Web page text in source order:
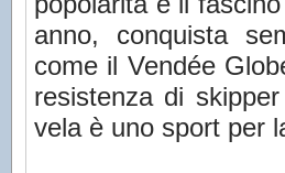
anno, conquista
come il Vendée
resistenza di
vela è uno sport per